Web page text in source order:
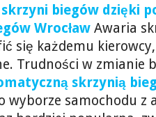
biegów dzięki
Wrocław Awaria
się każdemu
Trudności w zmianie
skrzynią
wyborze samochodu